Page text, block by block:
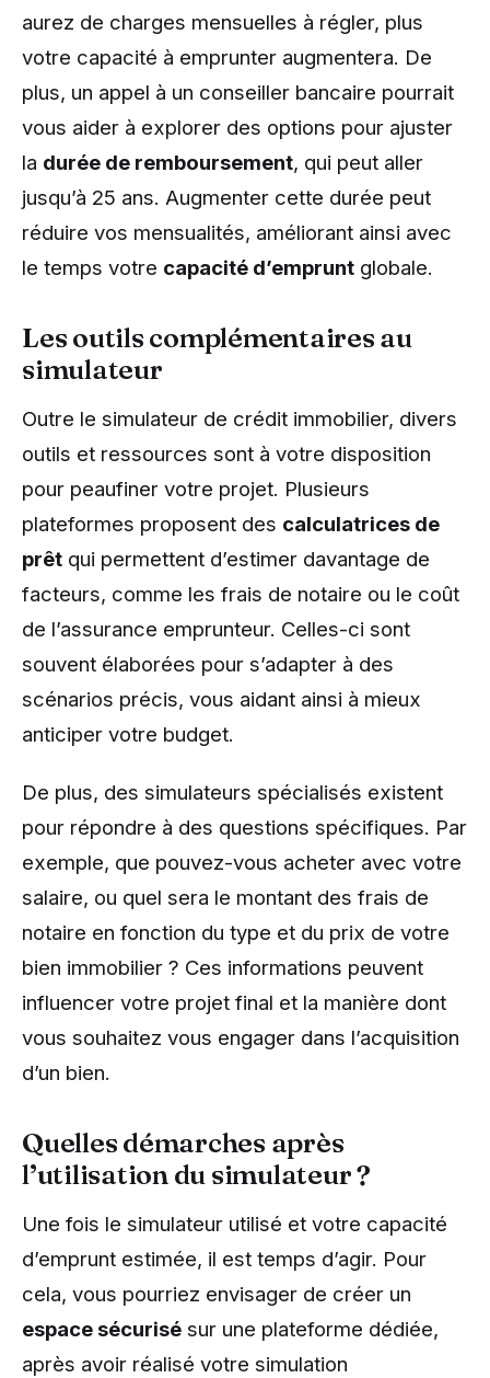
aurez de charges mensuelles à régler, plus
votre capacité à emprunter augmentera. De
plus, un appel à un conseiller bancaire pourrait
vous aider à explorer des options pour ajuster
la durée de remboursement, qui peut aller
jusqu’à 25 ans. Augmenter cette durée peut
réduire vos mensualités, améliorant ainsi avec
le temps votre capacité d’emprunt globale.
Les outils complémentaires au
simulateur
Outre le simulateur de crédit immobilier, divers
outils et ressources sont à votre disposition
pour peaufiner votre projet. Plusieurs
plateformes proposent des calculatrices de
prêt qui permettent d’estimer davantage de
facteurs, comme les frais de notaire ou le coût
de l’assurance emprunteur. Celles-ci sont
souvent élaborées pour s’adapter à des
scénarios précis, vous aidant ainsi à mieux
anticiper votre budget.
De plus, des simulateurs spécialisés existent
pour répondre à des questions spécifiques. Par
exemple, que pouvez-vous acheter avec votre
salaire, ou quel sera le montant des frais de
notaire en fonction du type et du prix de votre
bien immobilier ? Ces informations peuvent
influencer votre projet final et la manière dont
vous souhaitez vous engager dans l’acquisition
d’un bien.
Quelles démarches après
l’utilisation du simulateur ?
Une fois le simulateur utilisé et votre capacité
d’emprunt estimée, il est temps d’agir. Pour
cela, vous pourriez envisager de créer un
espace sécurisé sur une plateforme dédiée,
après avoir réalisé votre simulation